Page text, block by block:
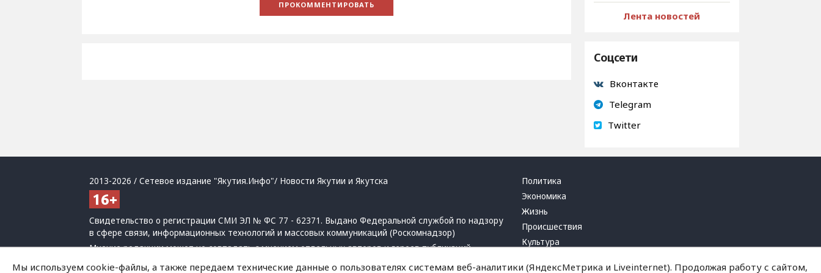
Лента новостей
Соцсети
Вконтакте
Telegram
Twitter
2013-2026 / Сетевое издание "Якутия.Инфо"/ Новости Якутии и Якутска
Свидетельство о регистрации СМИ ЭЛ № ФС 77 - 62371. Выдано Федеральной службой по надзору
в сфере связи, информационных технологий и массовых коммуникаций (Роскомнадзор)
Мнение редакции может не совпадать с мнением отдельных авторов и героев публикаций.
При использовании материалов обязательна активная ссылка на сайт.
Политика
Экономика
Жизнь
Происшествия
Культура
Мы используем cookie-файлы, а также передаем технические данные о пользователях системам веб-аналитики (ЯндексМетрика и Liveinternet). Продолжая работу с сайтом,